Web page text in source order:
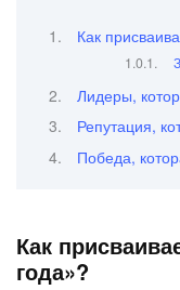
Как
Лидеры,
Репутация,
Победа,
Как
года»?